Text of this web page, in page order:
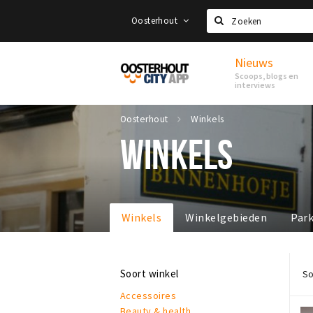
Oosterhout
Zoeken
Proef
Oosterhout
Nieuws
Scoops, blogs en
interviews
Oosterhout Winkels
WINKELS
Winkels Winkelgebieden
Soort winkel
Accessoires